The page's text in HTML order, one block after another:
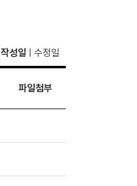
작성일 수정일
파일첨부